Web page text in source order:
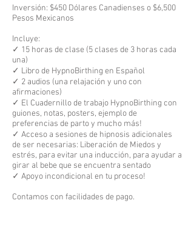
Inversión: $450 Dólares Canadienses o $6,500
Pesos Mexicanos
Incluye:
✓ 15 horas de clase (5 clases de 3 horas cada
una)
✓ Libro de HypnoBirthing en Español
✓ 2 audios (una relajación y uno con
afirmaciones)
✓ El Cuadernillo de trabajo HypnoBirthing con
guiones, notas, posters, ejemplo de
preferencias de parto y mucho más!
✓ Acceso a sesiones de hipnosis adicionales
de ser necesarias: Liberación de Miedos y
estrés, para evitar una inducción, para ayudar a
girar al bebe que se encuentra sentado
✓ Apoyo incondicional en tu proceso!
Contamos con facilidades de pago.